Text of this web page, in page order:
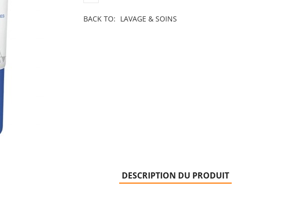
BACK TO: LAVAGE & SOINS
DESCRIPTION DU PRODUIT